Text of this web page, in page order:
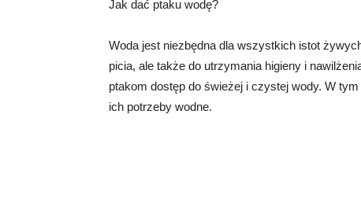
Jak dać ptaku wodę?
Woda jest niezbędna dla wszystkich istot
picia, ale także do utrzymania higieny i
ptakom dostęp do świeżej i czystej wody. W
ich potrzeby wodne.